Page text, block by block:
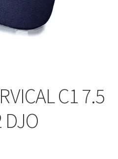
C1 7.5
DJO